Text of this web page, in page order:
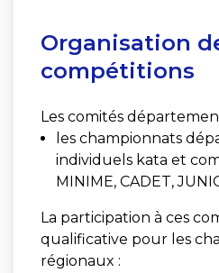
Organisation
compétitions
Les comités
les championnats
individuels kata et
MINIME, CADET,
La participation à ces
qualificative pour les
régionaux :